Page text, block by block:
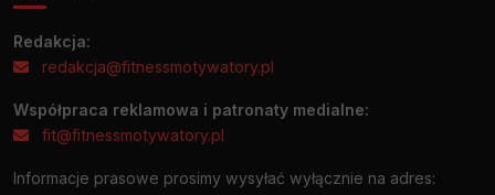
Redakcja:
redakcja@fitnessmotywatory.pl
Współpraca reklamowa i patronaty medialne:
fit@fitnessmotywatory.pl
Informacje prasowe prosimy wysyłać wyłącznie na adres: